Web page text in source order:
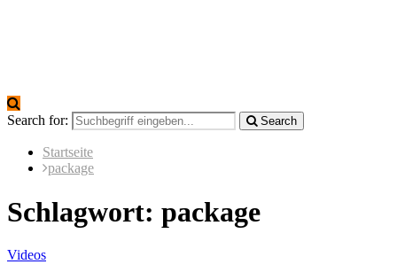
Search for: Search
Startseite
package
Schlagwort: package
Videos